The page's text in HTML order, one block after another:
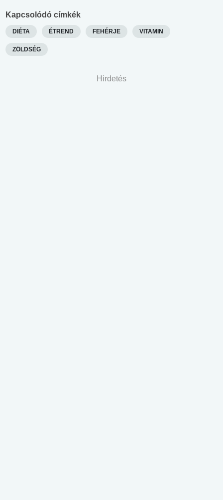
Kapcsolódó címkék
DIÉTA ÉTREND FEHÉRJE VITAMIN
ZÖLDSÉG
Hirdetés